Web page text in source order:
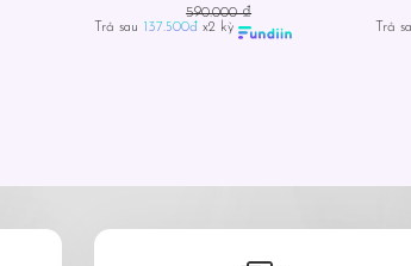
590.000 ₫
Trả sau 137.500đ x2 kỳ Trả